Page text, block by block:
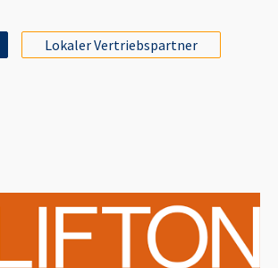
Lokaler Vertriebspartner